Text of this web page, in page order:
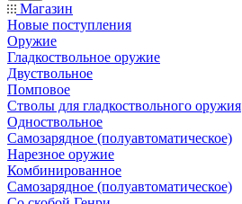
Магазин
Новые поступления
Оружие
Гладкоствольное оружие
Двуствольное
Помповое
Стволы для гладкоствольного оружия
Одноствольное
Самозарядное (полуавтоматическое)
Нарезное оружие
Комбинированное
Самозарядное (полуавтоматическое)